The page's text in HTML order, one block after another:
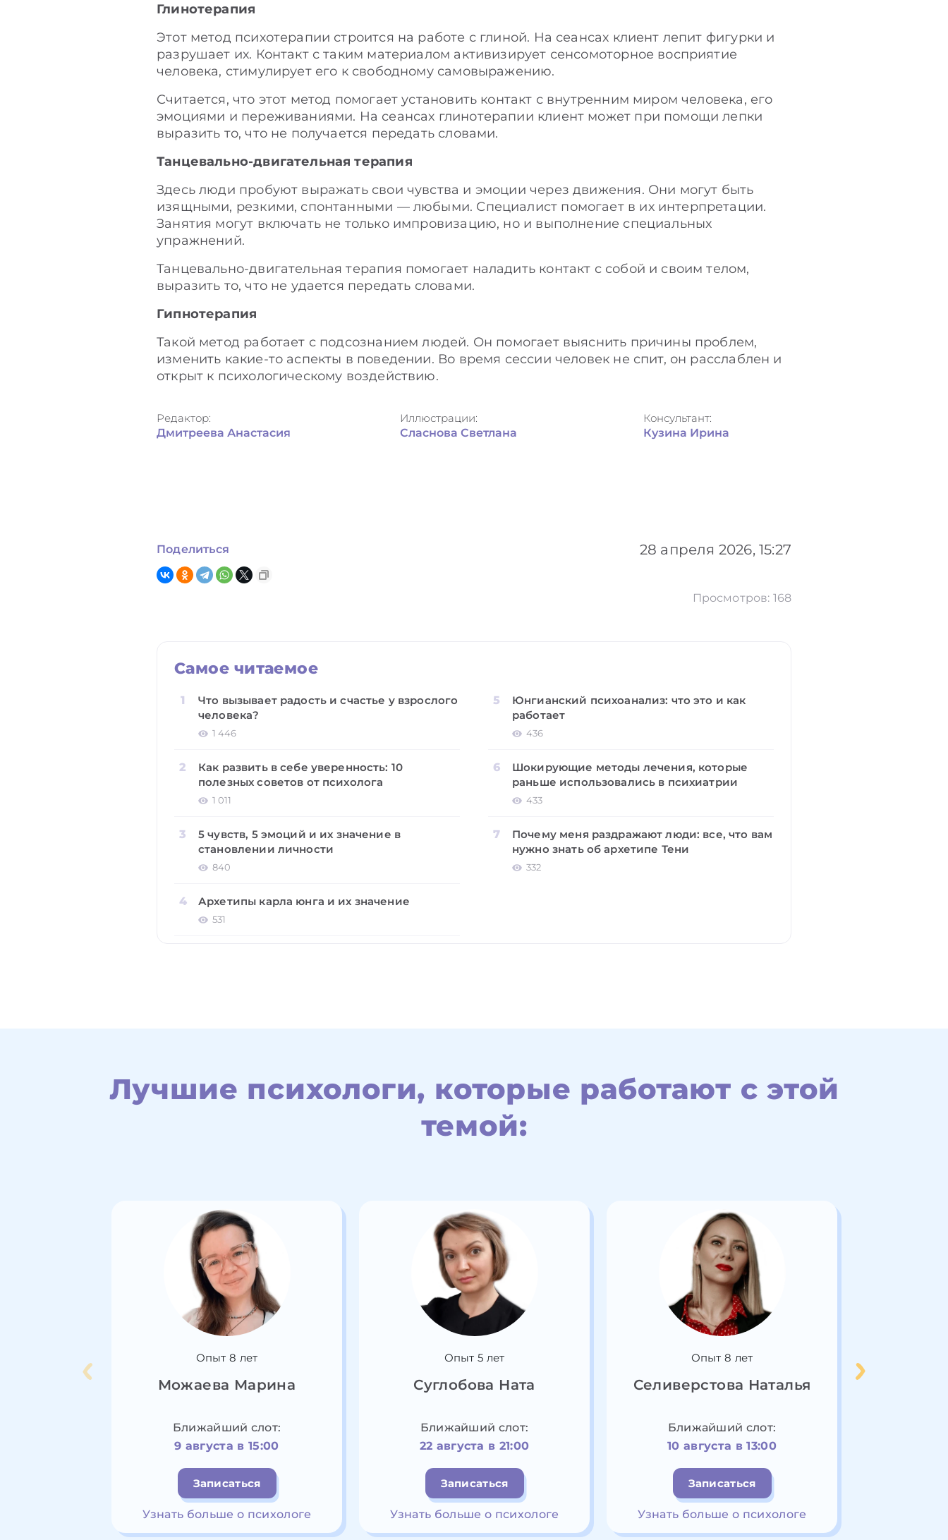
Глинотерапия
Этот метод психотерапии строится на работе с глиной. На сеансах клиент лепит фигурки и
разрушает их. Контакт с таким материалом активизирует сенсомоторное восприятие
человека, стимулирует его к свободному самовыражению.
Считается, что этот метод помогает установить контакт с внутренним миром человека, его
эмоциями и переживаниями. На сеансах глинотерапии клиент может при помощи лепки
выразить то, что не получается передать словами.
Танцевально-двигательная терапия
Здесь люди пробуют выражать свои чувства и эмоции через движения. Они могут быть
изящными, резкими, спонтанными — любыми. Специалист помогает в их интерпретации.
Занятия могут включать не только импровизацию, но и выполнение специальных
упражнений.
Танцевально-двигательная терапия помогает наладить контакт с собой и своим телом,
выразить то, что не удается передать словами.
Гипнотерапия
Такой метод работает с подсознанием людей. Он помогает выяснить причины проблем,
изменить какие-то аспекты в поведении. Во время сессии человек не спит, он расслаблен и
открыт к психологическому воздействию.
Редактор:
Дмитреева Анастасия
Иллюстрации:
Сласнова Светлана
Консультант:
Кузина Ирина
Поделиться 28 апреля 2026, 15:27
Просмотров: 168
Самое читаемое
Что вызывает радость и счастье у взрослого
человека?
1 446
Как развить в себе уверенность: 10
полезных советов от психолога
1 011
5 чувств, 5 эмоций и их значение в
становлении личности
840
Архетипы карла юнга и их значение
531
Юнгианский психоанализ: что это и как
работает
436
Шокирующие методы лечения, которые
раньше использовались в психиатрии
433
Почему меня раздражают люди: все, что вам
нужно знать об архетипе Тени
332
Лучшие психологи, которые работают с этой
темой:
Опыт 8 лет
Можаева Марина
Ближайший слот:
9 августа в 15:00
Записаться
Узнать больше о психологе
Опыт 5 лет
Суглобова Ната
Ближайший слот:
22 августа в 21:00
Записаться
Узнать больше о психологе
Опыт 8 лет
Селиверстова Наталья
Ближайший слот:
10 августа в 13:00
Записаться
Узнать больше о психологе